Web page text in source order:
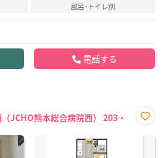
風呂･トイレ別
電話する
JCHO熊本総合病院西） 203・
に入